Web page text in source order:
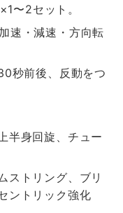
〜2セット。
速・減速・方向転
秒前後、反動をつ
半身回旋、チュー
ストリング、ブリ
ントリック強化